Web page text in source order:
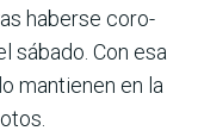
haberse coro­
sábado. Con esa
mantienen en la